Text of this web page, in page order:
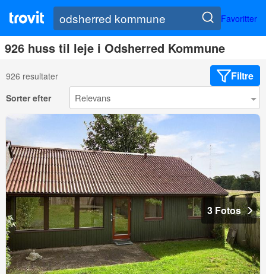
Favoritter
926 huss til leje i Odsherred Kommune
926 resultater Filtre
Sorter efter
3 Fotos